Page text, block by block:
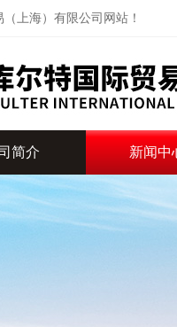
上海）有限公司网站！
简介 新闻中